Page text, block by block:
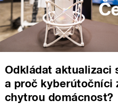
Odkládat aktualizaci
a proč kyberútočníci
chytrou domácnost?